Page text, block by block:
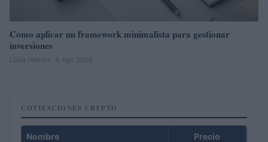
Cómo aplicar un framework minimalista para gestionar
inversiones
Lucía Herrera · 5 Ago 2026
COTIZACIONES CRYPTO
Nombre Precio